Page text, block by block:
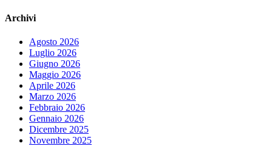
Archivi
Agosto 2026
Luglio 2026
Giugno 2026
Maggio 2026
Aprile 2026
Marzo 2026
Febbraio 2026
Gennaio 2026
Dicembre 2025
Novembre 2025